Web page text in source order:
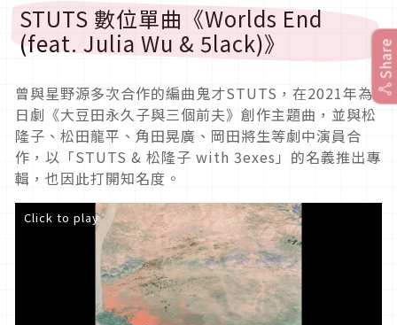
STUTS 數位單曲《Worlds End
(feat. Julia Wu & 5lack)》
曾與星野源多次合作的編曲鬼才STUTS，在2021年為
日劇《大豆田永久子與三個前夫》創作主題曲，並與松
隆子、松田龍平、角田晃廣、岡田將生等劇中演員合
作，以「STUTS & 松隆子 with 3exes」的名義推出專
輯，也因此打開知名度。
Click to play
Share